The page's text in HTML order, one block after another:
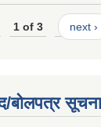
1 of 3 next ›
बोलपत्र